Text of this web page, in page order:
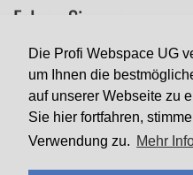
Die Profi Webspace UG
um Ihnen die
auf unserer Webseite zu
Sie hier fortfahren,
Verwendung zu. Mehr
Folgen Sie uns
der Profi Webspace UG,
für günstiges und